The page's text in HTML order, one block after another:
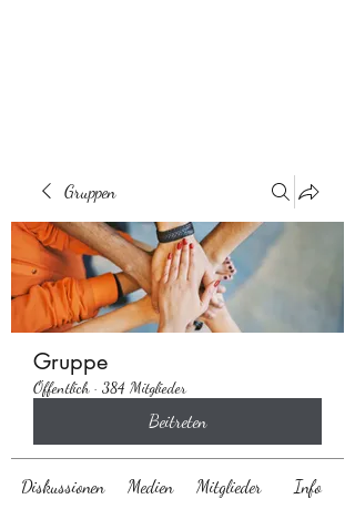
Gruppen
Gruppe
Öffentlich · 384 Mitglieder
Beitreten
Diskussionen Medien Mitglieder Info